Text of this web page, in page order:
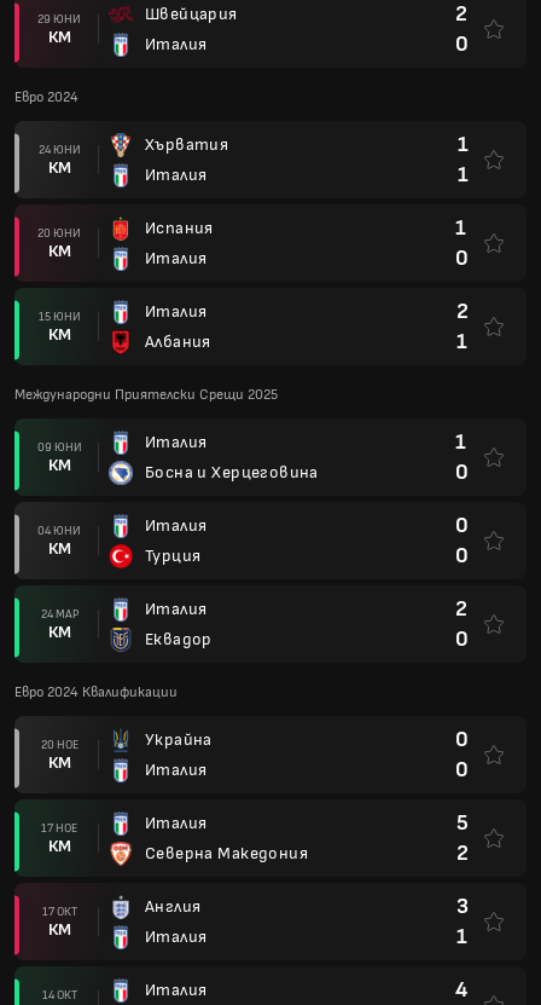
29 ЮНИ
КМ
Швейцария
Италия
2
0
Евро 2024
24 ЮНИ
КМ
Хърватия
Италия
1
1
20 ЮНИ
КМ
Испания
Италия
1
0
15 ЮНИ
КМ
Италия
Албания
2
1
Международни Приятелски Срещи 2025
09 ЮНИ
КМ
Италия
Босна и Херцеговина
1
0
04 ЮНИ
КМ
Италия
Турция
0
0
24 МАР
КМ
Италия
Еквадор
2
0
Евро 2024 Квалификации
20 НОЕ
КМ
Украйна
Италия
0
0
17 НОЕ
КМ
Италия
Северна Македония
5
2
17 ОКТ
КМ
Англия
Италия
3
1
14 ОКТ
Италия
4